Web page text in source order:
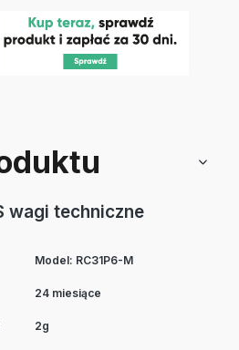
wagi techniczne
Model: RC31P6-M
24 miesiące
2g